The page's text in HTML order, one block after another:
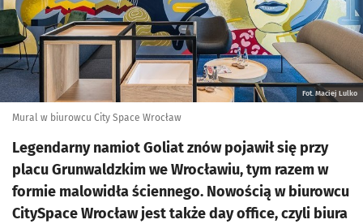
Fot. Maciej Lulko
Mural w biurowcu City Space Wrocław
Legendarny namiot Goliat znów pojawił się przy
placu Grunwaldzkim we Wrocławiu, tym razem w
formie malowidła ściennego. Nowością w biurowcu
CitySpace Wrocław jest także day office, czyli biura